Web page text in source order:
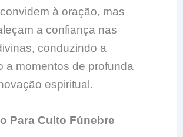
à oração, mas
a confiança nas
conduzindo a
a momentos de profunda
espiritual.
Para Culto Fúnebre